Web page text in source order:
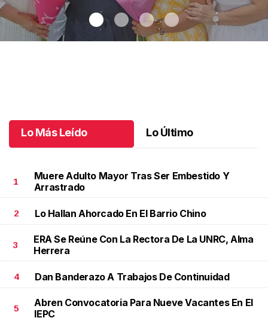
Lo Más Leído Lo Último
1
Muere Adulto Mayor Tras Ser Embestido Y
Arrastrado
2 Lo Hallan Ahorcado En El Barrio Chino
3
ERA Se Reúne Con La Rectora De La UNRC, Alma
Herrera
4 Dan Banderazo A Trabajos De Continuidad
5
Abren Convocatoria Para Nueve Vacantes En El
IEPC